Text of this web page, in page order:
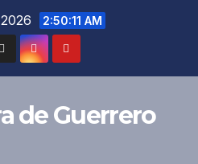
2:50:11 AM
de Guerrero